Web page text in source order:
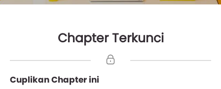
Chapter Terkunci
Cuplikan Chapter ini